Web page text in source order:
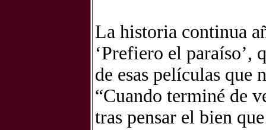
La historia continua
‘Prefiero el paraíso’,
de esas películas que
“Cuando terminé de
tras pensar el bien